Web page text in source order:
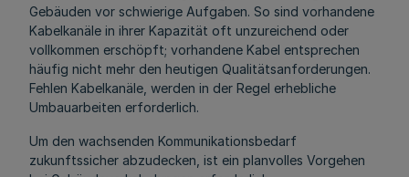
Gebäuden vor schwierige Aufgaben. So sind vorhandene
Kabelkanäle in ihrer Kapazität oft unzureichend oder
vollkommen erschöpft; vorhandene Kabel entsprechen
häufig nicht mehr den heutigen Qualitätsanforderungen.
Fehlen Kabelkanäle, werden in der Regel erhebliche
Umbauarbeiten erforderlich.
Um den wachsenden Kommunikationsbedarf
zukunftssicher abzudecken, ist ein planvolles Vorgehen